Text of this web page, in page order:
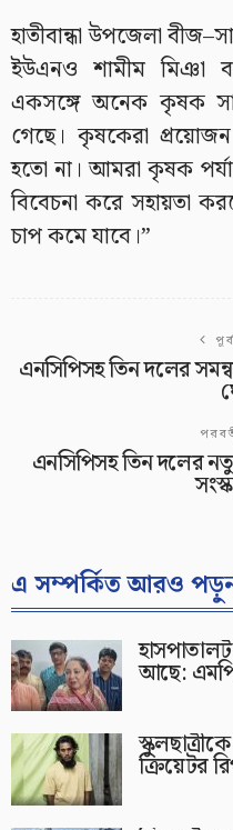
হাতীবান্ধা উপজেলা
ইউএনও শামীম মিঞা
একসঙ্গে অনেক কৃষক
গেছে। কৃষকেরা
হতো না। আমরা কৃষক
বিবেচনা করে সহায়তা
চাপ কমে যাবে।”
এনসিপিসহ তিন দলের
এনসিপিসহ তিন দলের
এ সম্পর্কিত আরও
আছে:
ক্রিয়েটর